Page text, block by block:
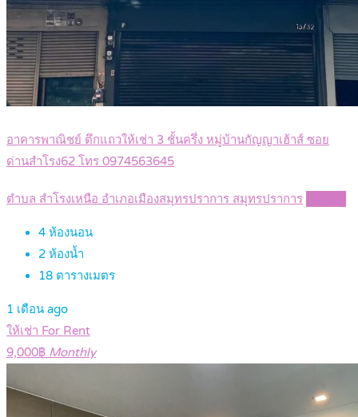
อาคารพาณิชย์ ตึกแถวให้เช่า 3 ชั้นครึ่ง หมู่บ้านกัญญาเฮ้าส์ ซอย
ด่านสำโรง62 โทร 0974563645
ตำบล สำโรงเหนือ อำเภอเมืองสมุทรปราการ สมุทรปราการ
4 ห้องนอน
2 ห้องน้ำ
18 ตารางเมตร
1 เดือน ago
ให้เช่า For Rent
9,000฿ Monthly